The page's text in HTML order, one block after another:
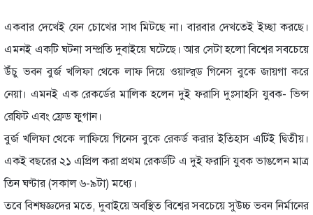
একবার দেখেই যেন চোখের সাধ মিটছে না। বারবার দেখতেই ইচ্ছা করছে।
এমনই একটি ঘটনা সম্প্রতি দুবাইয়ে ঘটেছে। আর সেটা হলো বিশ্বের সবচেয়ে
উঁচু ভবন বুর্জ খলিফা থেকে লাফ দিয়ে ওয়াল্র্ড গিনেস বুকে জায়গা করে
নেয়া। এমনই এক রেকর্ডের মালিক হলেন দুই ফরাসি দুঃসাহসি যুবক- ভিন্স
রেফিট এবং ফ্রেড ফুগান।
বুর্জ খলিফা থেকে লাফিয়ে গিনেস বুকে রেকর্ড করার ইতিহাস এটিই দ্বিতীয়।
একই বছরের ২১ এপ্রিল করা প্রথম রেকর্ডটি এ দুই ফরাসি যুবক ভাঙলেন মাত্র
তিন ঘণ্টার (সকাল ৬-৯টা) মধ্যে।
তবে বিশষজ্ঞদের মতে, দুবাইয়ে অবস্থিত বিশ্বের সবচেয়ে সুউচ্চ ভবন নির্মানের